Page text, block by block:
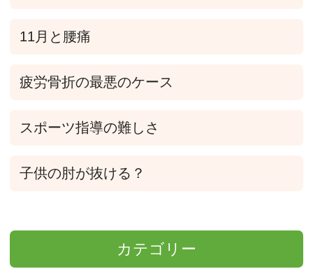
11月と腰痛
疲労骨折の最悪のケース
スポーツ指導の難しさ
子供の肘が抜ける？
カテゴリー